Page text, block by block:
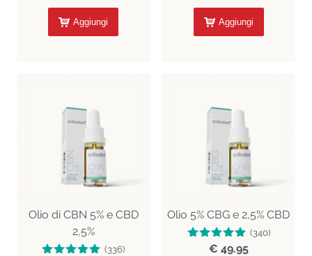
Aggiungi Aggiungi
Olio di CBN 5% e CBD
2,5%
(336)
Olio 5% CBG e 2,5% CBD
(340)
€ 49.95